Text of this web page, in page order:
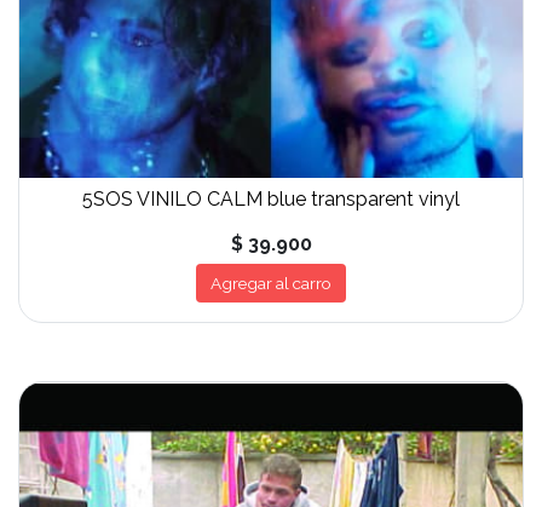
5SOS VINILO CALM blue transparent vinyl
$ 39.900
Agregar al carro